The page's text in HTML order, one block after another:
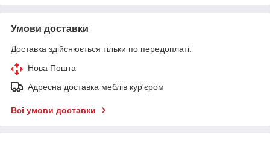
Умови доставки
Доставка здійснюється тільки по передоплаті.
Нова Пошта
Адресна доставка меблів кур'єром
Всі умови доставки